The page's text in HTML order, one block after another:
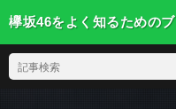
欅坂46をよく知るための